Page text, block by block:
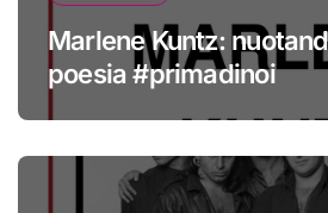
Marlene Kuntz:
poesia #primadinoi